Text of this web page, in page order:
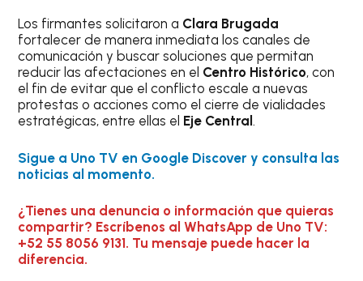
Los firmantes solicitaron a Clara Brugada
fortalecer de manera inmediata los canales de
comunicación y buscar soluciones que permitan
reducir las afectaciones en el Centro Histórico, con
el fin de evitar que el conflicto escale a nuevas
protestas o acciones como el cierre de vialidades
estratégicas, entre ellas el Eje Central.
Sigue a Uno TV en Google Discover y consulta las
noticias al momento.
¿Tienes una denuncia o información que quieras
compartir? Escríbenos al WhatsApp de Uno TV:
+52 55 8056 9131. Tu mensaje puede hacer la
diferencia.